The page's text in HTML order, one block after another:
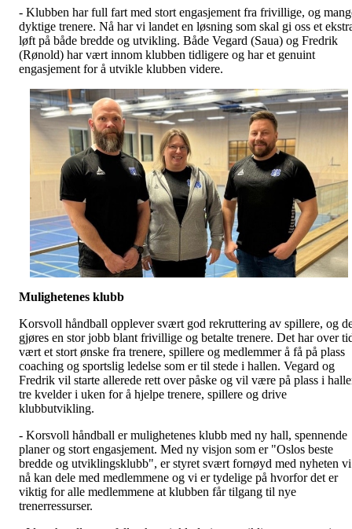
- Klubben har full fart med stort engasjement fra frivillige, og
dyktige trenere. Nå har vi landet en løsning som skal gi oss et
løft på både bredde og utvikling. Både Vegard (Saua) og Fredrik
(Rønold) har vært innom klubben tidligere og har et genuint
engasjement for å utvikle klubben videre.
Mulighetenes klubb
Korsvoll håndball opplever svært god rekruttering av spillere, og
gjøres en stor jobb blant frivillige og betalte trenere. Det har over
vært et stort ønske fra trenere, spillere og medlemmer å få på plass
coaching og sportslig ledelse som er til stede i hallen. Vegard og
Fredrik vil starte allerede rett over påske og vil være på plass i
tre kvelder i uken for å hjelpe trenere, spillere og drive
klubbutvikling.
- Korsvoll håndball er mulighetenes klubb med ny hall, spennende
planer og stort engasjement. Med ny visjon som er "Oslos beste
bredde og utviklingsklubb", er styret svært fornøyd med nyheten vi
nå kan dele med medlemmene og vi er tydelige på hvorfor det er
viktig for alle medlemmene at klubben får tilgang til nye
trenerressurser.